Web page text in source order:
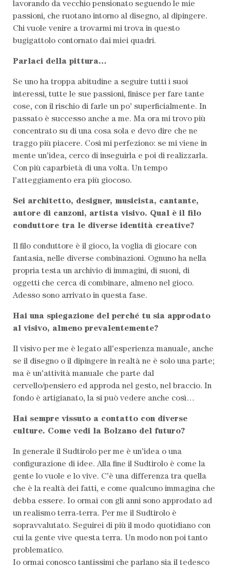
lavorando da vecchio pensionato seguendo le mie
passioni, che ruotano intorno al disegno, al dipingere.
Chi vuole venire a trovarmi mi trova in questo
bugigattolo contornato dai miei quadri.
Parlaci della pittura…
Se uno ha troppa abitudine a seguire tutti i suoi
interessi, tutte le sue passioni, finisce per fare tante
cose, con il rischio di farle un po’ superficialmente. In
passato è successo anche a me. Ma ora mi trovo più
concentrato su di una cosa sola e devo dire che ne
traggo più piacere. Così mi perfeziono: se mi viene in
mente un’idea, cerco di inseguirla e poi di realizzarla.
Con più caparbietà di una volta. Un tempo
l’atteggiamento era più giocoso.
Sei architetto, designer, musicista, cantante,
autore di canzoni, artista visivo. Qual è il filo
conduttore tra le diverse identità creative?
Il filo conduttore è il gioco, la voglia di giocare con
fantasia, nelle diverse combinazioni. Ognuno ha nella
propria testa un archivio di immagini, di suoni, di
oggetti che cerca di combinare, almeno nel gioco.
Adesso sono arrivato in questa fase.
Hai una spiegazione del perché tu sia approdato
al visivo, almeno prevalentemente?
Il visivo per me è legato all’esperienza manuale, anche
se il disegno o il dipingere in realtà ne è solo una parte;
ma è un’attività manuale che parte dal
cervello/pensiero ed approda nel gesto, nel braccio. In
fondo è artigianato, la si può vedere anche così…
Hai sempre vissuto a contatto con diverse
culture. Come vedi la Bolzano del futuro?
In generale il Sudtirolo per me è un’idea o una
configurazione di idee. Alla fine il Sudtirolo è come la
gente lo vuole e lo vive. C’è una differenza tra quella
che è la realtà dei fatti, e come qualcuno immagina che
debba essere. Io ormai con gli anni sono approdato ad
un realismo terra-terra. Per me il Sudtirolo è
sopravvalutato. Seguirei di più il modo quotidiano con
cui la gente vive questa terra. Un modo non poi tanto
problematico.
Io ormai conosco tantissimi che parlano sia il tedesco